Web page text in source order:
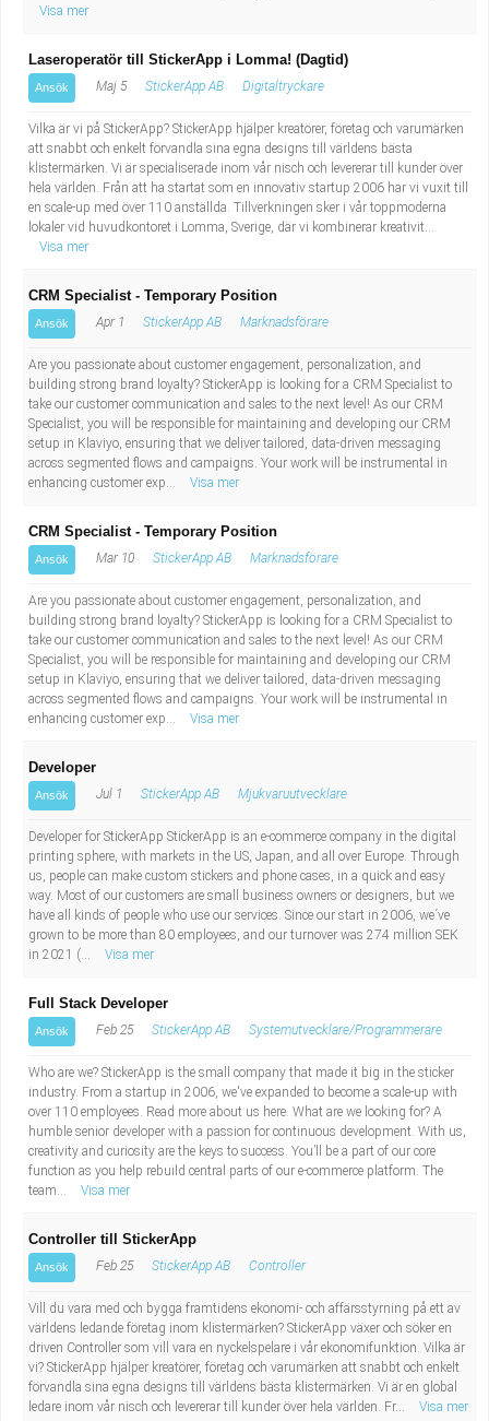
Visa mer
Laseroperatör till StickerApp i Lomma! (Dagtid)
Ansök Maj 5 StickerApp AB Digitaltryckare
Vilka är vi på StickerApp? StickerApp hjälper kreatörer, företag och varumärken
att snabbt och enkelt förvandla sina egna designs till världens bästa
klistermärken. Vi är specialiserade inom vår nisch och levererar till kunder över
hela världen. Från att ha startat som en innovativ startup 2006 har vi vuxit till
en scale-up med över 110 anställda. Tillverkningen sker i vår toppmoderna
lokaler vid huvudkontoret i Lomma, Sverige, där vi kombinerar kreativit...
Visa mer
CRM Specialist - Temporary Position
Ansök Apr 1 StickerApp AB Marknadsförare
Are you passionate about customer engagement, personalization, and
building strong brand loyalty? StickerApp is looking for a CRM Specialist to
take our customer communication and sales to the next level! As our CRM
Specialist, you will be responsible for maintaining and developing our CRM
setup in Klaviyo, ensuring that we deliver tailored, data-driven messaging
across segmented flows and campaigns. Your work will be instrumental in
enhancing customer exp...
Visa mer
CRM Specialist - Temporary Position
Ansök Mar 10 StickerApp AB Marknadsförare
Are you passionate about customer engagement, personalization, and
building strong brand loyalty? StickerApp is looking for a CRM Specialist to
take our customer communication and sales to the next level! As our CRM
Specialist, you will be responsible for maintaining and developing our CRM
setup in Klaviyo, ensuring that we deliver tailored, data-driven messaging
across segmented flows and campaigns. Your work will be instrumental in
enhancing customer exp...
Visa mer
Developer
Ansök Jul 1 StickerApp AB Mjukvaruutvecklare
Developer for StickerApp StickerApp is an e-commerce company in the digital
printing sphere, with markets in the US, Japan, and all over Europe. Through
us, people can make custom stickers and phone cases, in a quick and easy
way. Most of our customers are small business owners or designers, but we
have all kinds of people who use our services. Since our start in 2006, we´ve
grown to be more than 80 employees, and our turnover was 274 million SEK
in 2021 (...
Visa mer
Full Stack Developer
Ansök Feb 25 StickerApp AB Systemutvecklare/Programmerare
Who are we? StickerApp is the small company that made it big in the sticker
industry. From a startup in 2006, we've expanded to become a scale-up with
over 110 employees. Read more about us here. What are we looking for? A
humble senior developer with a passion for continuous development. With us,
creativity and curiosity are the keys to success. You’ll be a part of our core
function as you help rebuild central parts of our e-commerce platform. The
team...
Visa mer
Controller till StickerApp
Ansök Feb 25 StickerApp AB Controller
Vill du vara med och bygga framtidens ekonomi- och affärsstyrning på ett av
världens ledande företag inom klistermärken? StickerApp växer och söker en
driven Controller som vill vara en nyckelspelare i vår ekonomifunktion. Vilka är
vi? StickerApp hjälper kreatörer, företag och varumärken att snabbt och enkelt
förvandla sina egna designs till världens bästa klistermärken. Vi är en global
ledare inom vår nisch och levererar till kunder över hela världen. Fr...
Visa mer